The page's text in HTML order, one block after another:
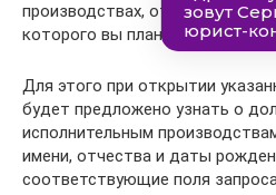
производствах, открытых в
которого вы планируете
Для этого при открытии
будет предложено узнать о
исполнительным
имени, отчества и даты
соответствующие поля